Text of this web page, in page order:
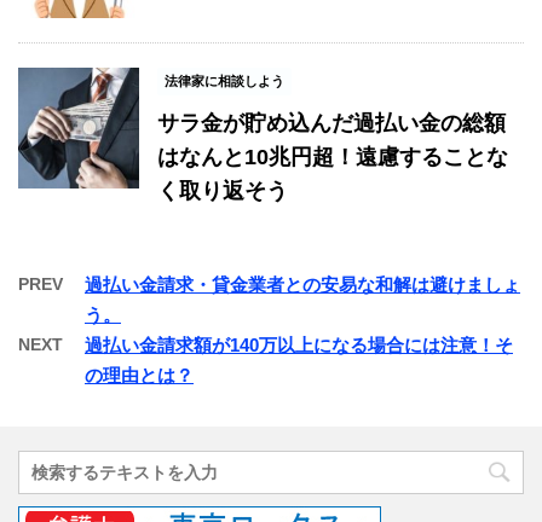
法律家に相談しよう
サラ金が貯め込んだ過払い金の総額
はなんと10兆円超！遠慮することな
く取り返そう
PREV
過払い金請求・貸金業者との安易な和解は避けましょ
う。
NEXT
過払い金請求額が140万以上になる場合には注意！そ
の理由とは？